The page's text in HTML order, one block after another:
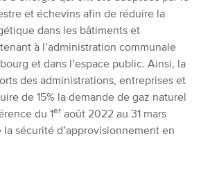
et échevins afin de réduire la
dans les bâtiments et
à l’administration communale
et dans l’espace public. Ainsi, la
des administrations, entreprises et
de 15% la demande de gaz naturel
du 1er août 2022 au 31 mars
la sécurité d’approvisionnement en